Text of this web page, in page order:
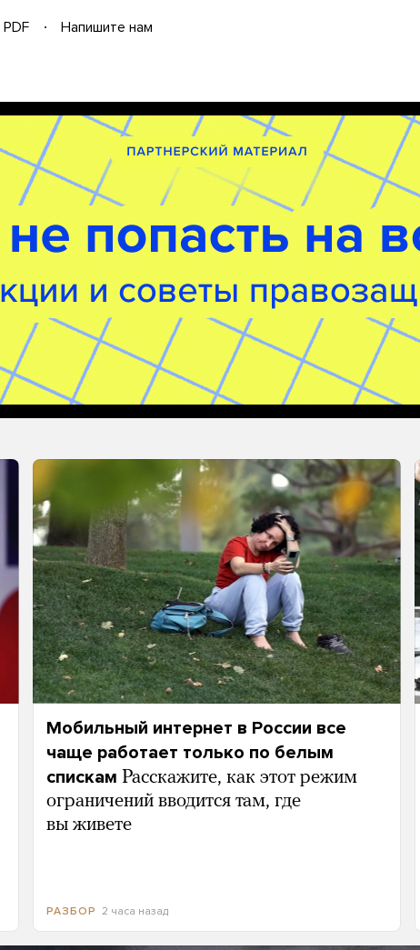
PDF
Напишите нам
Мобильный интернет в России все
чаще работает только по белым
спискам Расскажите, как этот режим
ограничений вводится там, где
вы живете
РАЗБОР 2 часа назад